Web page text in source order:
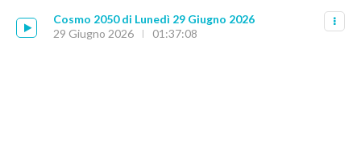
Cosmo 2050 di Lunedì 29 Giugno 2026
29 Giugno 2026
01:37:08